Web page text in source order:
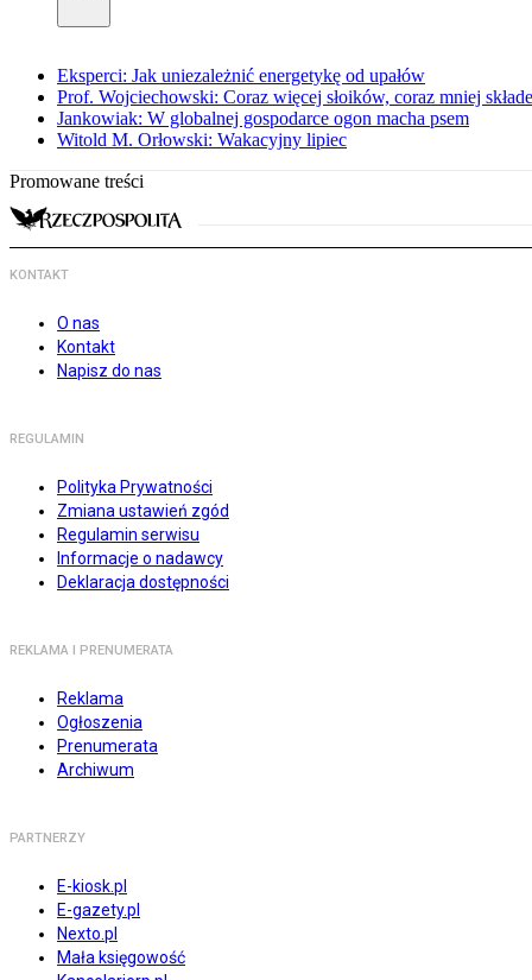
Eksperci: Jak uniezależnić energetykę od upałów
Prof. Wojciechowski: Coraz więcej słoików, coraz mniej
Jankowiak: W globalnej gospodarce ogon macha psem
Witold M. Orłowski: Wakacyjny lipiec
Promowane treści
KONTAKT
O nas
Kontakt
Napisz do nas
REGULAMIN
Polityka Prywatności
Zmiana ustawień zgód
Regulamin serwisu
Informacje o nadawcy
Deklaracja dostępności
REKLAMA I PRENUMERATA
Reklama
Ogłoszenia
Prenumerata
Archiwum
PARTNERZY
E-kiosk.pl
E-gazety.pl
Nexto.pl
Mała księgowość